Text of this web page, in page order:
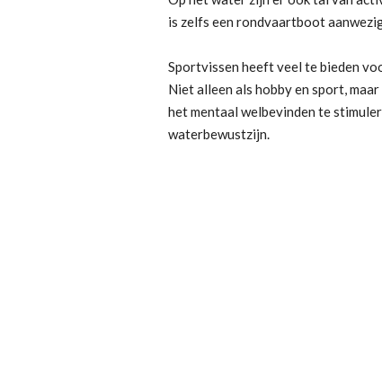
is zelfs een rondvaartboot
Sportvissen heeft veel te bieden
Niet alleen als hobby en sport,
het mentaal welbevinden te
waterbewustzijn.